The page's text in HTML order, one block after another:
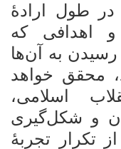
طول ارادۀ
و اهدافی که
به آن‌ها
محقق خواهد
اسلامی،
و شکل‌گیری
تکرار تجربۀ